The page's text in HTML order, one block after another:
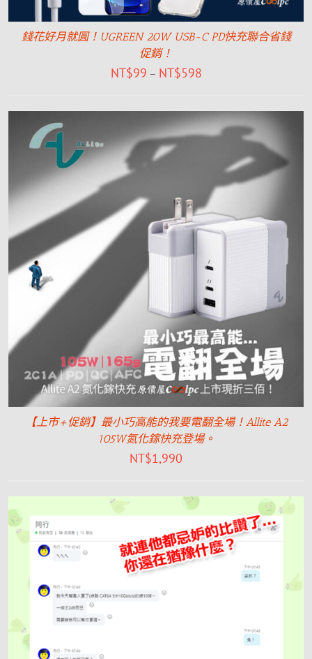
錢花好月就圓！UGREEN 20W USB-C PD快充聯合省錢
促銷！
NT$99 – NT$598
【上市+促銷】最小巧高能的我要電翻全場！Allite A2
105W氮化鎵快充登場。
NT$1,990